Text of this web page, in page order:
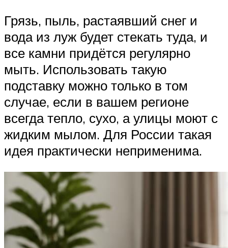
Грязь, пыль, растаявший снег и
вода из луж будет стекать туда, и
все камни придётся регулярно
мыть. Использовать такую
подставку можно только в том
случае, если в вашем регионе
всегда тепло, сухо, а улицы моют с
жидким мылом. Для России такая
идея практически неприменима.